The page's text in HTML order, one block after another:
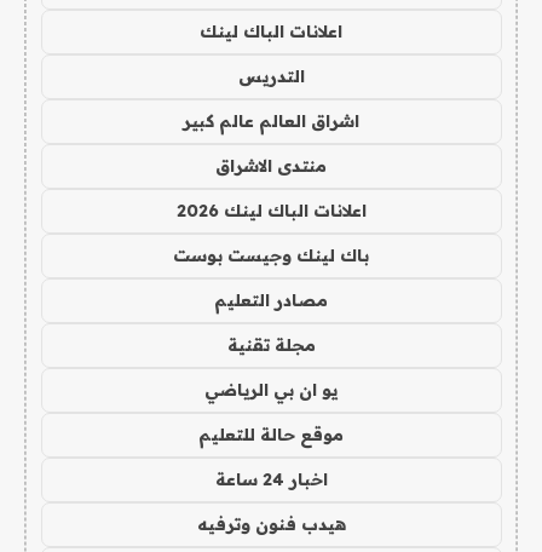
اعلانات الباك لينك
التدريس
اشراق العالم عالم كبير
منتدى الاشراق
اعلانات الباك لينك 2026
باك لينك وجيست بوست
مصادر التعليم
مجلة تقنية
يو ان بي الرياضي
موقع حالة للتعليم
اخبار 24 ساعة
هيدب فنون وترفيه